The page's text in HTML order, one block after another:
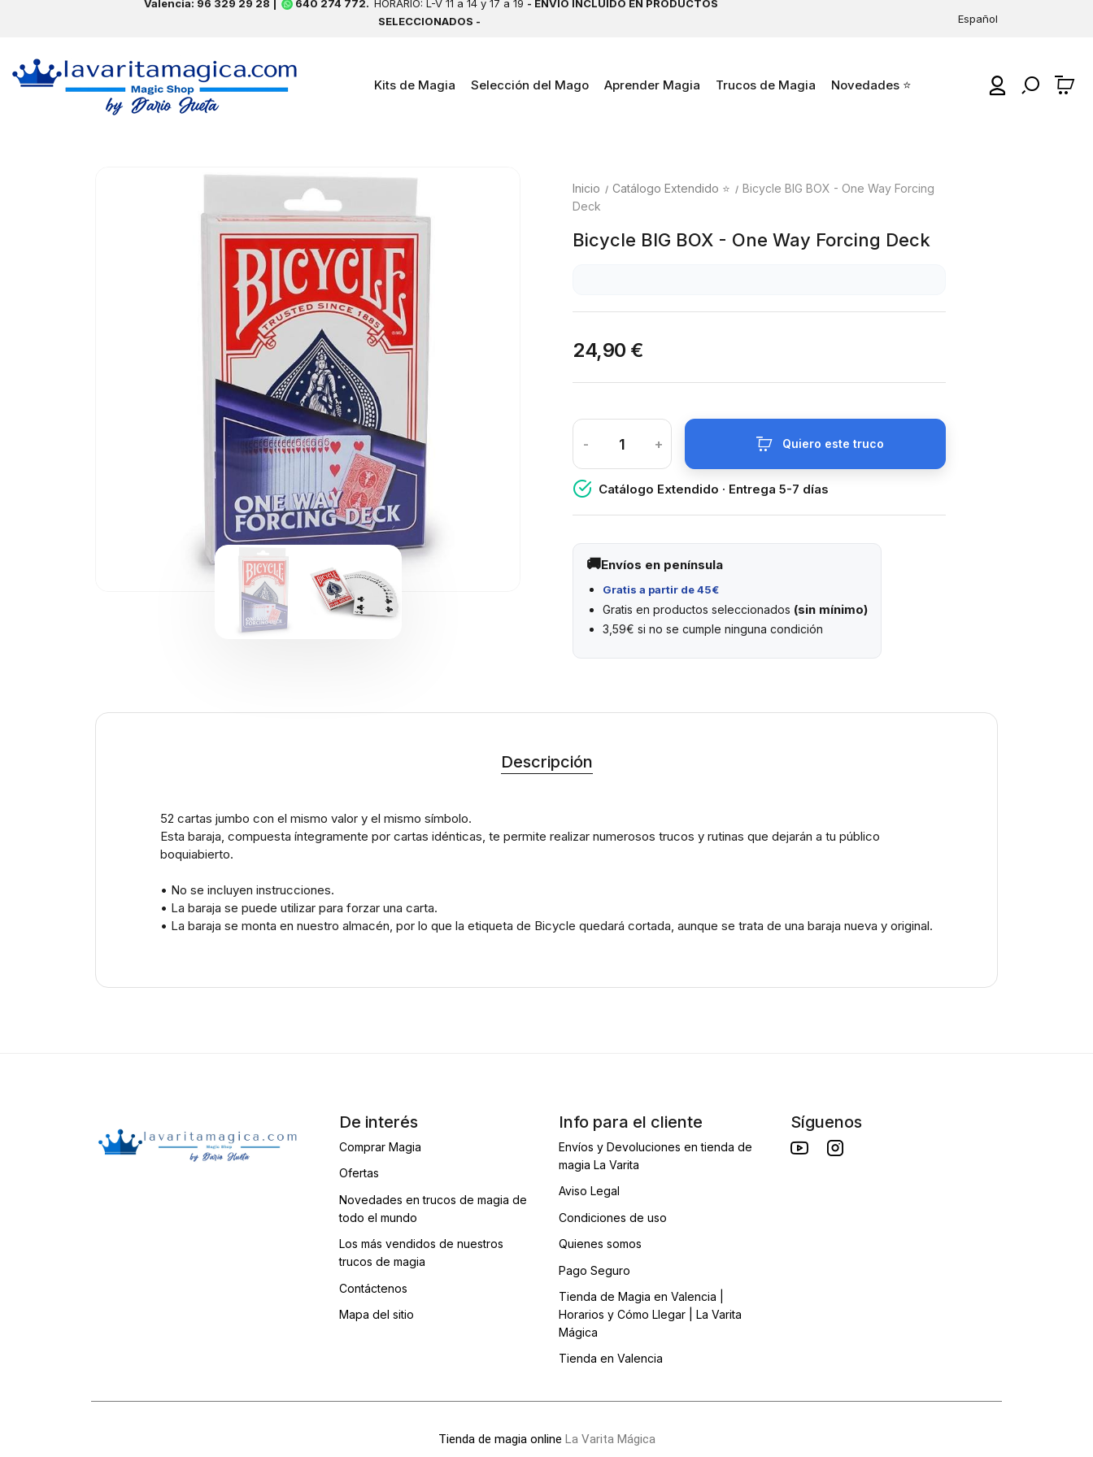
Español
Valencia: 96 329 29 28 | 640 274 772. HORARIO: L-V 11 a 14 y 17 a 19 - ENVÍO INCLUIDO EN PRODUCTOS
SELECCIONADOS -
Kits de Magia Selección del Mago Aprender Magia Trucos de Magia Novedades ⭐
Inicio Catálogo Extendido ⭐
Bicycle BIG BOX - One Way Forcing
Deck
Bicycle BIG BOX - One Way Forcing Deck
24,90 €
- + Quiero este truco
Catálogo Extendido · Entrega 5-7 días
Envíos en península
Gratis a partir de 45€
Gratis en productos seleccionados (sin mínimo)
3,59€ si no se cumple ninguna condición
Descripción
52 cartas jumbo con el mismo valor y el mismo símbolo.
Esta baraja, compuesta íntegramente por cartas idénticas, te permite realizar numerosos trucos y rutinas que dejarán a tu público
boquiabierto.
• No se incluyen instrucciones.
• La baraja se puede utilizar para forzar una carta.
• La baraja se monta en nuestro almacén, por lo que la etiqueta de Bicycle quedará cortada, aunque se trata de una baraja nueva y original.
De interés
Comprar Magia
Ofertas
Novedades en trucos de magia de
todo el mundo
Los más vendidos de nuestros
trucos de magia
Contáctenos
Mapa del sitio
Info para el cliente
Envíos y Devoluciones en tienda de
magia La Varita
Aviso Legal
Condiciones de uso
Quienes somos
Pago Seguro
Tienda de Magia en Valencia |
Horarios y Cómo Llegar | La Varita
Mágica
Tienda en Valencia
Síguenos
Tienda de magia online La Varita Mágica